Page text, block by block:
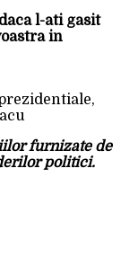
l-ati gasit
in
furnizate de
politici.